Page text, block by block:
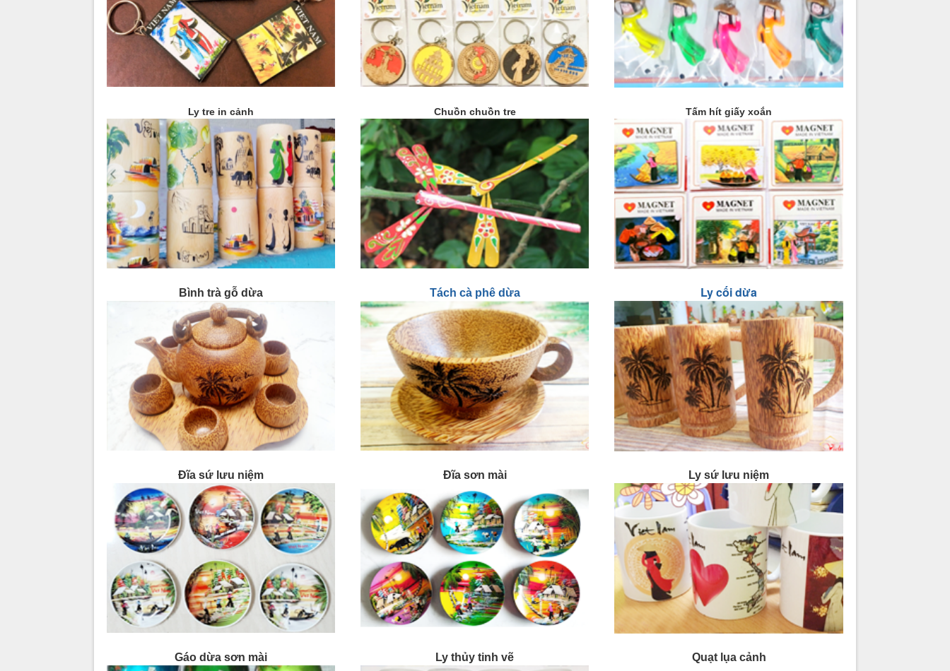
Ly tre in cảnh Chuồn chuồn tre Tấm hít giấy xoắn
Bình trà gỗ dừa Tách cà phê dừa Ly cối dừa
Đĩa sứ lưu niệm Đĩa sơn mài Ly sứ lưu niệm
Gáo dừa sơn mài Ly thủy tinh vẽ Quạt lụa cảnh